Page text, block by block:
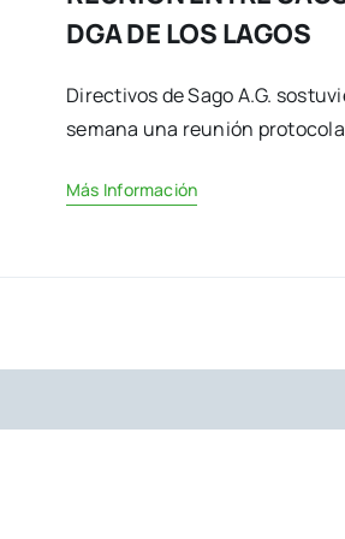
DGA DE LOS LAGOS
Directivos de Sago A.G.
semana una reunión
Más Información